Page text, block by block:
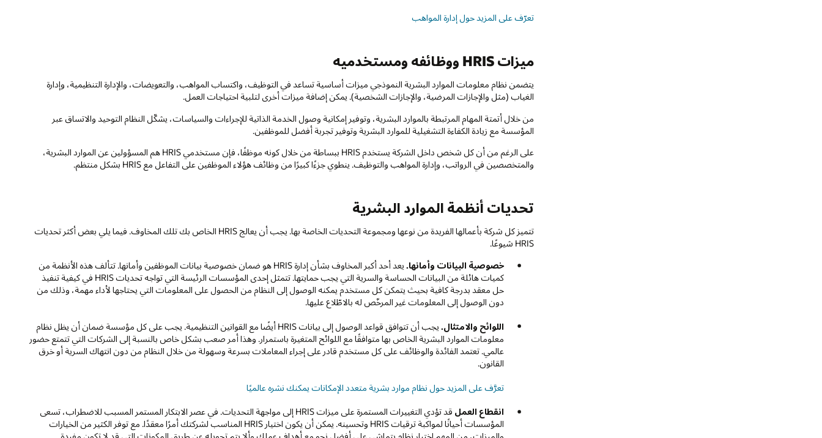
تعرّف على المزيد حول إدارة المواهب
ميزات HRIS ووظائفه ومستخدميه
يتضمن نظام معلومات الموارد البشرية النموذجي ميزات أساسية تساعد في التوظيف، واكتساب المواهب، والتعويضات، والإدارة التنظيمية، وإدارة
الغياب (مثل والإجازات المرضية، والإجازات الشخصية). يمكن إضافة ميزات أخرى لتلبية احتياجات العمل.
من خلال أتمتة المهام المرتبطة بالموارد البشرية، وتوفير إمكانية وصول الخدمة الذاتية للإجراءات والسياسات، يشكّل النظام التوحيد والاتساق عبر
المؤسسة مع زيادة الكفاءة التشغيلية للموارد البشرية وتوفير تجربة أفضل للموظفين.
على الرغم من أن كل شخص داخل الشركة يستخدم HRIS ببساطة من خلال كونه موظفًا، فإن مستخدمي HRIS هم المسؤولين عن الموارد البشرية،
والمتخصصين في الرواتب، وإدارة المواهب والتوظيف. ينطوي جزءًا كبيرًا من وظائف هؤلاء الموظفين على التفاعل مع HRIS بشكل منتظم.
تحديات أنظمة الموارد البشرية
تتميز كل شركة بأعمالها الفريدة من نوعها ومجموعة التحديات الخاصة بها. يجب أن يعالج HRIS الخاص بك تلك المخاوف. فيما يلي بعض أكثر تحديات
HRIS شيوعًا.
خصوصية البيانات وأمانها.
يعد أحد أكبر المخاوف بشأن إدارة HRIS هو ضمان خصوصية بيانات الموظفين وأمانها. تتألف هذه الأنظمة من
كميات هائلة من البيانات الحساسة والسرية التي يجب حمايتها. تتمثل إحدى المؤسسات الرئيسة التي تواجه تحديات HRIS في كيفية تنفيذ
حل معقد بدرجة كافية بحيث يتمكن كل مستخدم يمكنه الوصول إلى النظام من الحصول على المعلومات التي يحتاجها لأداء مهمة، وذلك من
دون الوصول إلى المعلومات غير المرخّص له بالاطّلاع عليها.
اللوائح والامتثال.
يجب أن تتوافق قواعد الوصول إلى بيانات HRIS أيضًا مع القوانين التنظيمية. يجب على كل مؤسسة ضمان أن يظل نظام
معلومات الموارد البشرية الخاص بها متوافقًا مع اللوائح المتغيرة باستمرار. وهذا أمر صعب بشكل خاص بالنسبة إلى الشركات التي تتمتع حضور
عالمي. تعتمد الفائدة والوظائف على كل مستخدم قادر على إجراء المعاملات بسرعة وسهولة من خلال النظام من دون انتهاك السرية أو خرق
القانون.
تعرَّف على المزيد حول نظام موارد بشرية متعدد الإمكانات يمكنك نشره عالميًا
انقطاع العمل
قد تؤدي التغييرات المستمرة على ميزات HRIS إلى مواجهة التحديات. في عصر الابتكار المستمر المسبب للاضطراب، تسعى
المؤسسات أحيانًا لمواكبة ترقيات HRIS وتحسينه. يمكن أن يكون اختيار HRIS المناسب لشركتك أمرًا معقدًا. مع توفر الكثير من الخيارات